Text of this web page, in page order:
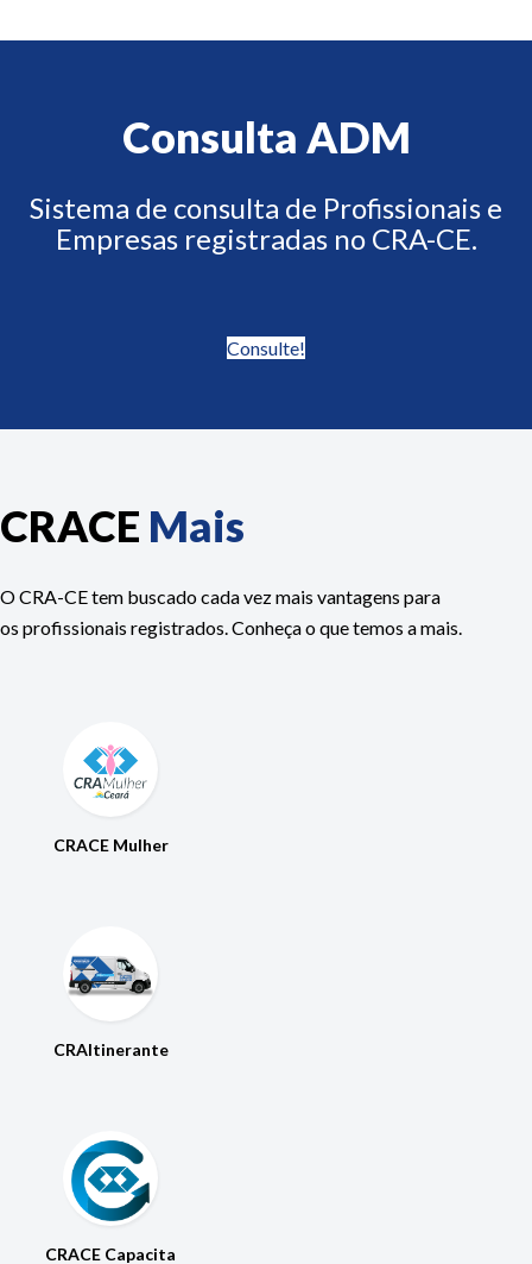
Consulta ADM
Sistema de consulta de Profissionais e
Empresas registradas no CRA-CE.
Consulte!
CRACE Mais
O CRA-CE tem buscado cada vez mais vantagens para
os profissionais registrados. Conheça o que temos a mais.
CRACE Mulher
CRAItinerante
CRACE Capacita